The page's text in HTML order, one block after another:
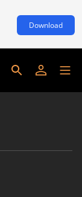
Download